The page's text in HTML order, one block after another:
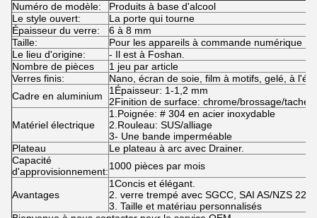
Numéro de modèle:
Produits à base d'alcool
Le style ouvert:
La porte qui tourne
Épaisseur du verre:
6 à 8 mm
Taille:
Pour les appareils à commande numérique
Le lieu d'origine:
- Il est à Foshan.
Nombre de pièces
1 jeu par article
Verres finis:
Nano, écran de soie, film à motifs, gelé, à
Cadre en aluminium
1Épaisseur: 1-1,2 mm
2Finition de surface: chrome/brossage/tache/
Matériel électrique
1.Poignée: # 304 en acier inoxydable
2.Rouleau: SUS/alliage
3- Une bande imperméable
Plateau
Le plateau à arc avec Drainer.
Capacité
d'approvisionnement:1000 pièces par mois
Avantages
1Concis et élégant.
2. verre trempé avec SGCC, SAI AS/NZS
3. Taille et matériau personnalisés